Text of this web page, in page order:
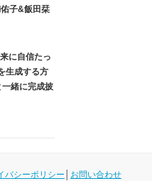
子&飯田栞
に自信たっ
生成する方
緒に完成披
バシーポリシー お問い合わせ